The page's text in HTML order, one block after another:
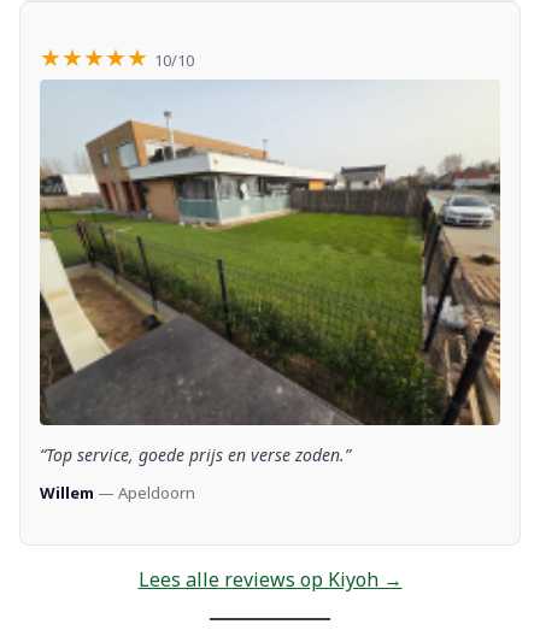
★★★★★ 10/10
“Top service, goede prijs en verse zoden.”
Willem — Apeldoorn
Lees alle reviews op Kiyoh →